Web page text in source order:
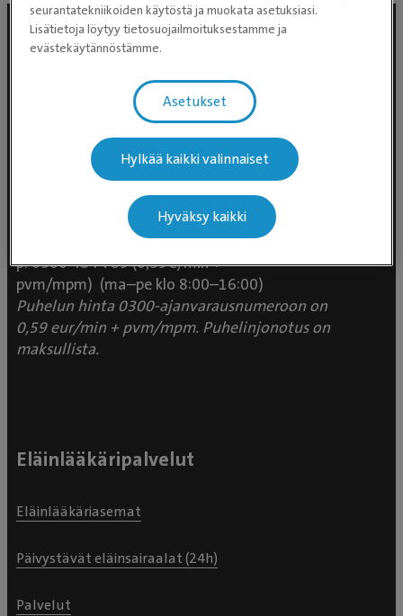
Evidensia Eläinlääkäripalvelut
Takomotie 1-3, 4. krs 00380 Helsinki
Valtakunnallinen asiakaspalvelu:
p. 0300 484 789 (0,59€/min +
pvm/mpm) (ma–pe klo 8:00–16:00)
Puhelun hinta 0300-ajanvarausnumeroon on
0,59 eur/min + pvm/mpm. Puhelinjonotus on
maksullista.
Eläinlääkäripalvelut
Eläinlääkäriasemat
Päivystävät eläinsairaalat (24h)
Palvelut
seurantatekniikoiden käytöstä ja muokata asetuksiasi.
Lisätietoja löytyy tietosuojailmoituksestamme ja
evästekäytännöstämme.
Asetukset
Hylkää kaikki valinnaiset
Hyväksy kaikki